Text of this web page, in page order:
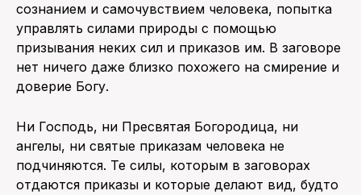
сознанием и самочувствием человека, попытка
управлять силами природы с помощью
призывания неких сил и приказов им. В заговоре
нет ничего даже близко похожего на смирение и
доверие Богу.
Ни Господь, ни Пресвятая Богородица, ни
ангелы, ни святые приказам человека не
подчиняются. Те силы, которым в заговорах
отдаются приказы и которые делают вид, будто